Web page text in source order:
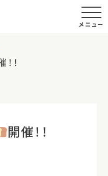
メニュー
！
開催！！